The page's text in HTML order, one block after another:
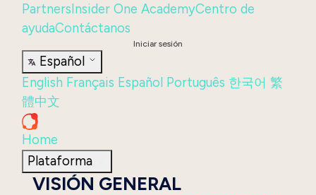
Partners Insider One AcademyCentro de
ayudaContáctanos
Iniciar sesión
Español
English Français Español Português 한국어 繁
體中文
Home
Plataforma
VISIÓN GENERAL